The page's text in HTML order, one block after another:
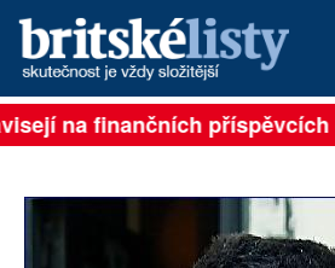
PŘIHLÁSIT
na finančních příspěvcích